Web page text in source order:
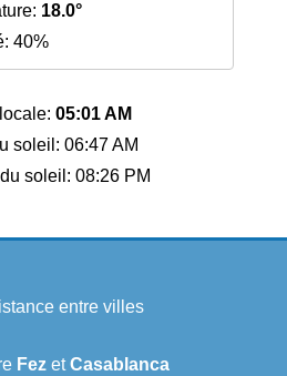
18.0°
40%
05:01 AM
soleil: 06:47 AM
soleil: 08:26 PM
entre villes
FezetCasablanca